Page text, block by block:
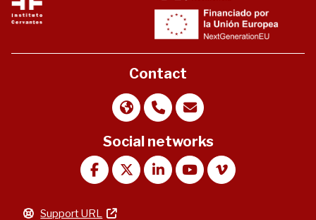
Contact
Social networks
Support URL